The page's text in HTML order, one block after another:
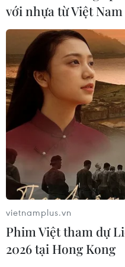
Mở ra giai đoạn triển
quan hệ giữa Việt Nam
07/08/2026 01:27
Ấn Độ thử thành công
đạo Agni-4, tầm bắn
06/08/2026 23:17
Hàn Quốc tái khẳng
với nhựa từ Việt Nam
vietnamplus.vn
Phim Việt tham dự
2026 tại Hong Kong